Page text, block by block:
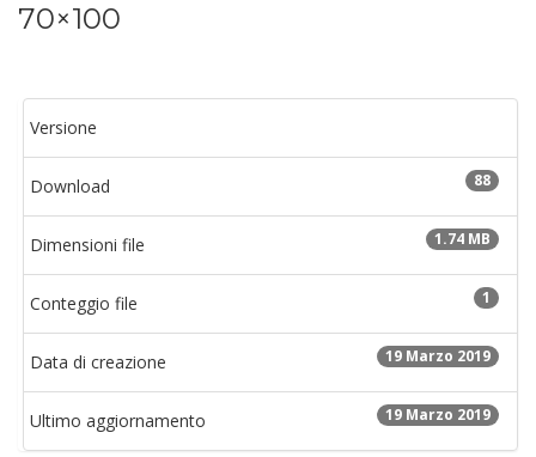
70×100
Versione
Download 88
Dimensioni file 1.74 MB
Conteggio file 1
Data di creazione 19 Marzo 2019
Ultimo aggiornamento 19 Marzo 2019